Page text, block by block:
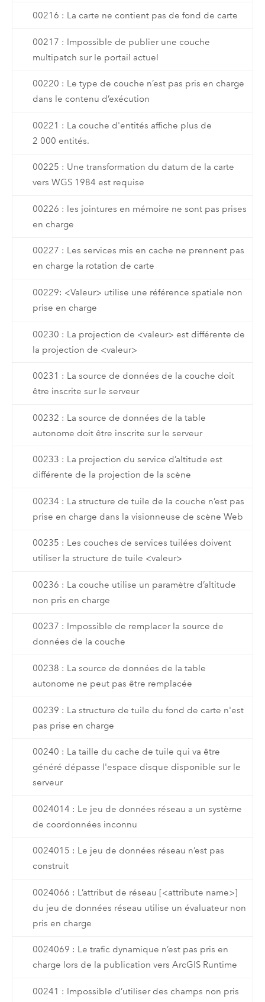
00216 : La carte ne contient pas de fond de carte
00217 : Impossible de publier une couche
multipatch sur le portail actuel
00220 : Le type de couche n’est pas pris en charge
dans le contenu d’exécution
00221 : La couche d'entités affiche plus de
2 000 entités.
00225 : Une transformation du datum de la carte
vers WGS 1984 est requise
00226 : les jointures en mémoire ne sont pas prises
en charge
00227 : Les services mis en cache ne prennent pas
en charge la rotation de carte
00229: <Valeur> utilise une référence spatiale non
prise en charge
00230 : La projection de <valeur> est différente de
la projection de <valeur>
00231 : La source de données de la couche doit
être inscrite sur le serveur
00232 : La source de données de la table
autonome doit être inscrite sur le serveur
00233 : La projection du service d’altitude est
différente de la projection de la scène
00234 : La structure de tuile de la couche n’est pas
prise en charge dans la visionneuse de scène Web
00235 : Les couches de services tuilées doivent
utiliser la structure de tuile <valeur>
00236 : La couche utilise un paramètre d’altitude
non pris en charge
00237 : Impossible de remplacer la source de
données de la couche
00238 : La source de données de la table
autonome ne peut pas être remplacée
00239 : La structure de tuile du fond de carte n'est
pas prise en charge
00240 : La taille du cache de tuile qui va être
généré dépasse l'espace disque disponible sur le
serveur
0024014 : Le jeu de données réseau a un système
de coordonnées inconnu
0024015 : Le jeu de données réseau n’est pas
construit
0024066 : L’attribut de réseau [<attribute name>]
du jeu de données réseau utilise un évaluateur non
pris en charge
0024069 : Le trafic dynamique n’est pas pris en
charge lors de la publication vers ArcGIS Runtime
00241 : Impossible d’utiliser des champs non pris